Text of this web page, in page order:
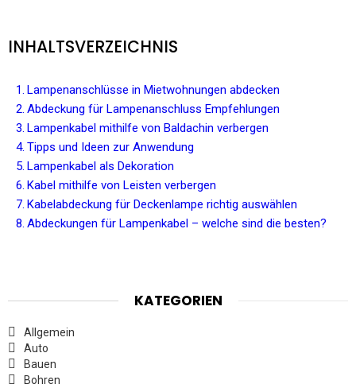
INHALTSVERZEICHNIS
Lampenanschlüsse in Mietwohnungen abdecken
Abdeckung für Lampenanschluss Empfehlungen
Lampenkabel mithilfe von Baldachin verbergen
Tipps und Ideen zur Anwendung
Lampenkabel als Dekoration
Kabel mithilfe von Leisten verbergen
Kabelabdeckung für Deckenlampe richtig auswählen
Abdeckungen für Lampenkabel – welche sind die besten?
KATEGORIEN
Allgemein
Auto
Bauen
Bohren